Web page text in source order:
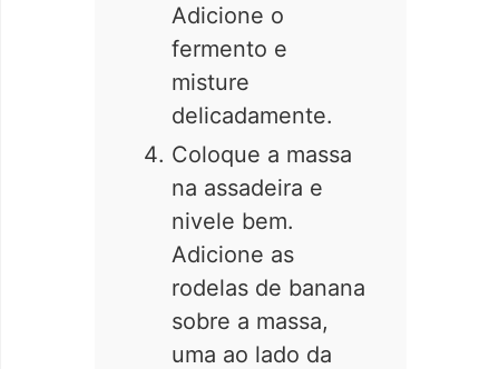
Adicione o
fermento e
misture
delicadamente.
Coloque a massa
na assadeira e
nivele bem.
Adicione as
rodelas de banana
sobre a massa,
uma ao lado da